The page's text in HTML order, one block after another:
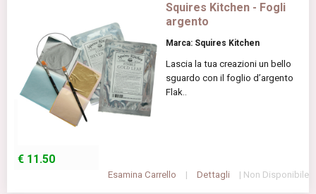
Squires Kitchen - Fogli
argento
Marca: Squires Kitchen
Lascia la tua creazioni un bello
sguardo con il foglio d’argento
Flak..
€ 11.50
Esamina Carrello | Dettagli | Non Disponibile